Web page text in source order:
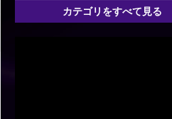
カテゴリをすべて見る